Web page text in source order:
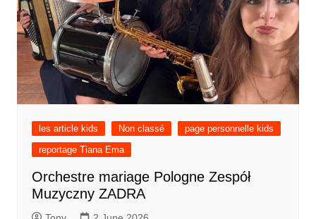
les article kids Non classé
page personnelle kids
reportage Tiana Ema
Orchestre mariage Pologne Zespół
Muzyczny ZADRA